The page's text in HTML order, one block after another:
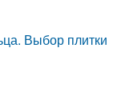
Выбор плитки